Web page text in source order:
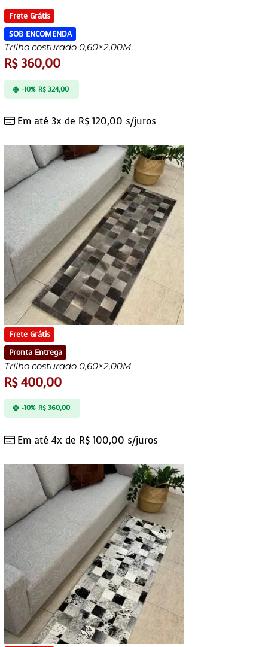
Frete Grátis
SOB ENCOMENDA
Trilho costurado 0,60×2,00M
R$360,00
Em até 3x de R$ 120,00 s/juros
-10% R$324,00
Frete Grátis
Pronta Entrega
Trilho costurado 0,60×2,00M
R$400,00
Em até 4x de R$ 100,00 s/juros
-10% R$360,00